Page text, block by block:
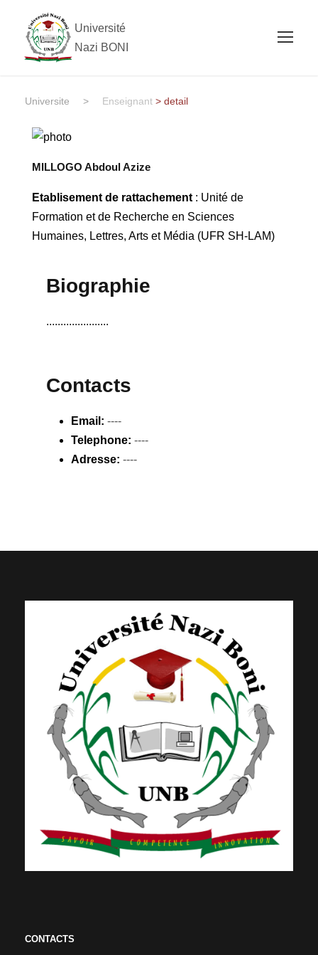
Université
Nazi BONI
Universite > Enseignant > detail
MILLOGO Abdoul Azize
Etablisement de rattachement: Unité de
Formation et de Recherche en Sciences
Humaines, Lettres, Arts et Média (UFR SH-LAM)
Biographie
......................
Contacts
Email: ----
Telephone: ----
Adresse: ----
CONTACTS